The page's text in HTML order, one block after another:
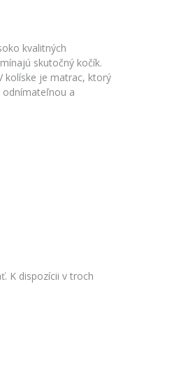
kvalitných
skutočný kočík.
kolíske je matrac, ktorý
odnímateľnou a
K dispozícii v troch